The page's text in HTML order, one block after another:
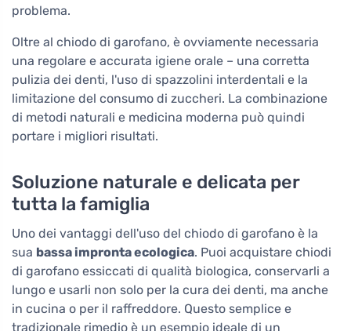
problema.
Oltre al chiodo di garofano, è ovviamente necessaria
una regolare e accurata igiene orale – una corretta
pulizia dei denti, l'uso di spazzolini interdentali e la
limitazione del consumo di zuccheri. La combinazione
di metodi naturali e medicina moderna può quindi
portare i migliori risultati.
Soluzione naturale e delicata per
tutta la famiglia
Uno dei vantaggi dell'uso del chiodo di garofano è la
sua bassa impronta ecologica. Puoi acquistare chiodi
di garofano essiccati di qualità biologica, conservarli a
lungo e usarli non solo per la cura dei denti, ma anche
in cucina o per il raffreddore. Questo semplice e
tradizionale rimedio è un esempio ideale di un